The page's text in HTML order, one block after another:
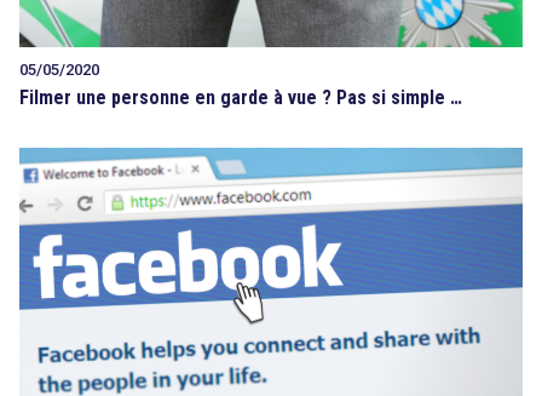
05/05/2020
Filmer une personne en garde à vue ? Pas si simple …